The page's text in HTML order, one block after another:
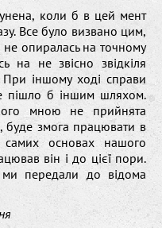
коли б в цей мент
Все було визвано цим,
опиралась на точному
на не звісно звідкіля
При іншому ході справи
пішло б іншим шляхом.
мною не прийнята
буде змога працювати в
основах нашого
він і до цієї пори.
передали до відома